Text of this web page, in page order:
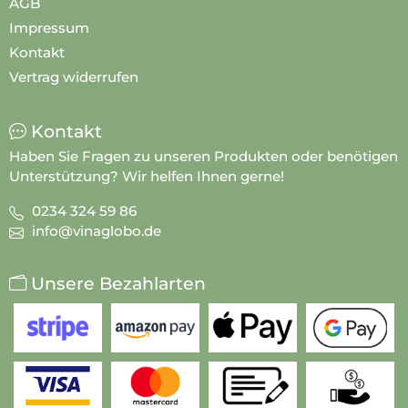
AGB
Impressum
Kontakt
Vertrag widerrufen
Kontakt
Haben Sie Fragen zu unseren Produkten oder benötigen
Unterstützung? Wir helfen Ihnen gerne!
0234 324 59 86
info@vinaglobo.de
Unsere Bezahlarten